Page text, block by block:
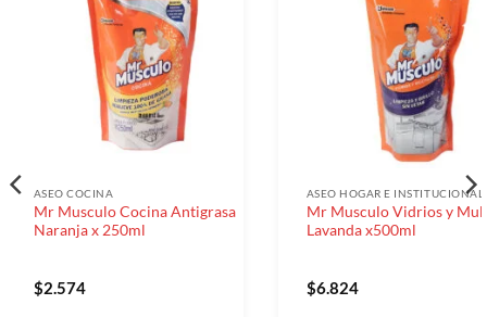
ASEO COCINA
Mr Musculo Cocina Antigrasa
Naranja x 250ml
$2.574
ASEO HOGAR E INSTITUCIONAL
Mr Musculo Vidrios y
Lavanda x500ml
$6.824